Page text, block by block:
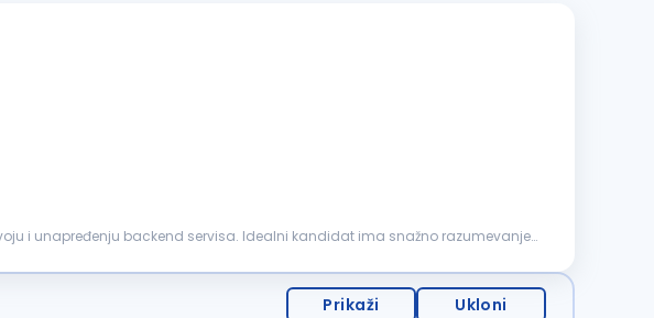
i unapređenju backend servisa. Idealni kandidat ima snažno razumevanje
Prikaži Ukloni